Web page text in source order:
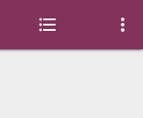
 